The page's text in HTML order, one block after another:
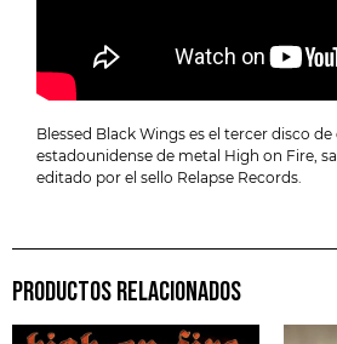
Blessed Black Wings es el tercer disco
estadounidense de metal High on Fire,
editado por el sello Relapse Records.
PRODUCTOS RELACIONADOS